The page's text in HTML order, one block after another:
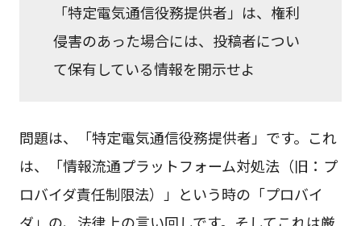
「特定電気通信役務提供者」は、権利
侵害のあった場合には、投稿者につい
て保有している情報を開示せよ
問題は、「特定電気通信役務提供者」です。これ
は、「情報流通プラットフォーム対処法（旧：プ
ロバイダ責任制限法）」という時の「プロバイ
ダ」の、法律上の言い回しです。そしてこれは厳